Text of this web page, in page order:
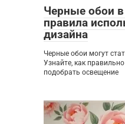
Черные обои в
правила
дизайна
Черные обои могут
Узнайте, как
подобрать освещение